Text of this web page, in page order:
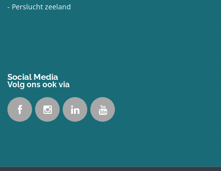
- Perslucht zeeland
Social Media
Volg ons ook via